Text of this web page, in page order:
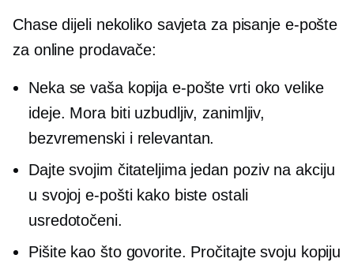
Chase dijeli nekoliko savjeta za pisanje e-pošte
za online prodavače:
Neka se vaša kopija e-pošte vrti oko velike
ideje. Mora biti uzbudljiv, zanimljiv,
bezvremenski i relevantan.
Dajte svojim čitateljima jedan poziv na akciju
u svojoj e-pošti kako biste ostali
usredotočeni.
Pišite kao što govorite. Pročitajte svoju kopiju